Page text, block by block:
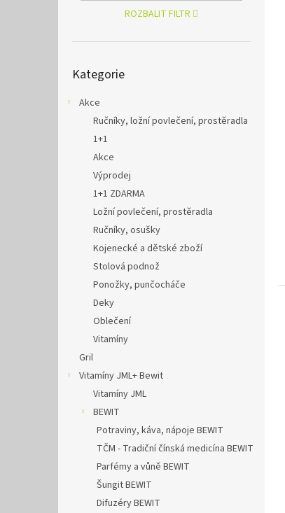
ROZBALIT FILTR
kategorie
Kategorie
Akce
Ručníky, ložní povlečení, prostěradla
1+1
Akce
Výprodej
1+1 ZDARMA
Ložní povlečení, prostěradla
Ručníky, osušky
Kojenecké a dětské zboží
Stolová podnož
Ponožky, punčocháče
Deky
Oblečení
Vitamíny
Gril
Vitamíny JML+ Bewit
Vitamíny JML
BEWIT
Potraviny, káva, nápoje BEWIT
TČM - Tradiční čínská medicína BEWIT
Parfémy a vůně BEWIT
Šungit BEWIT
Difuzéry BEWIT